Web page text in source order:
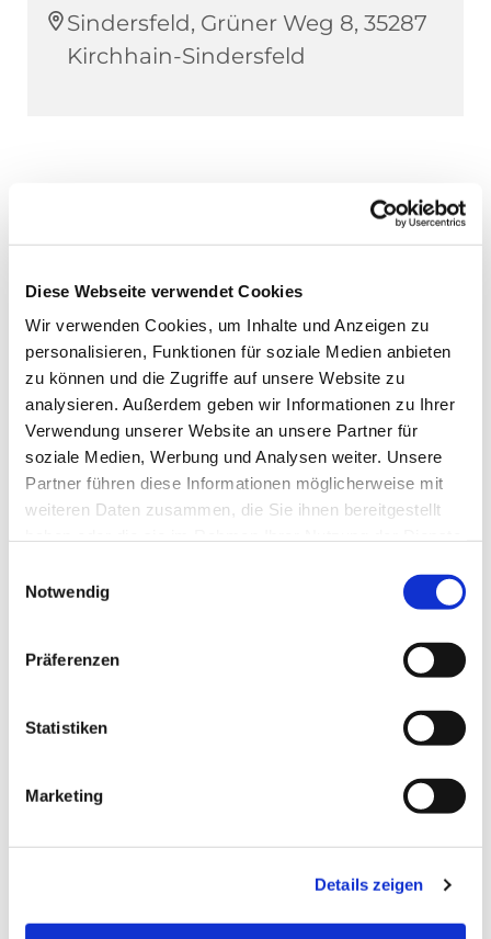
Diese Webseite verwendet Cookies
Wir verwenden Cookies, um Inhalte und Anzeigen zu
personalisieren, Funktionen für soziale Medien anbieten
zu können und die Zugriffe auf unsere Website zu
analysieren. Außerdem geben wir Informationen zu Ihrer
Verwendung unserer Website an unsere Partner für
soziale Medien, Werbung und Analysen weiter. Unsere
Partner führen diese Informationen möglicherweise mit
weiteren Daten zusammen, die Sie ihnen bereitgestellt
Notwendig
Präferenzen
Statistiken
Marketing
Details zeigen
Sindersfeld, Grüner Weg 8, 35287
Kirchhain-Sindersfeld
Dies könnte Sie auch